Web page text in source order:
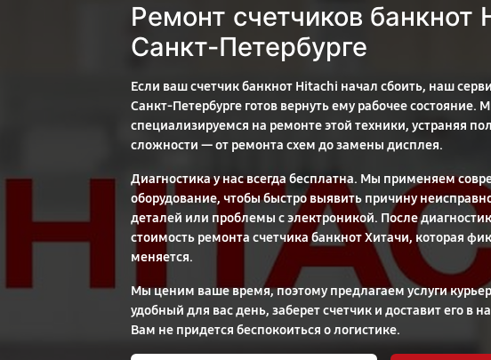
Ремонт счетчиков банкнот
Санкт-Петербурге
Если ваш счетчик банкнот Hitachi начал сбоить, наш
Санкт-Петербурге готов вернуть ему рабочее состояние.
специализируемся на ремонте этой техники, устраняя
сложности — от ремонта схем до замены дисплея.
Диагностика у нас всегда бесплатна. Мы применяем
оборудование, чтобы быстро выявить причину
деталей или проблемы с электроникой. После
стоимость ремонта счетчика банкнот Хитачи, которая
меняется.
Мы ценим ваше время, поэтому предлагаем услуги
удобный для вас день, заберет счетчик и доставит его в
Вам не придется беспокоиться о логистике.